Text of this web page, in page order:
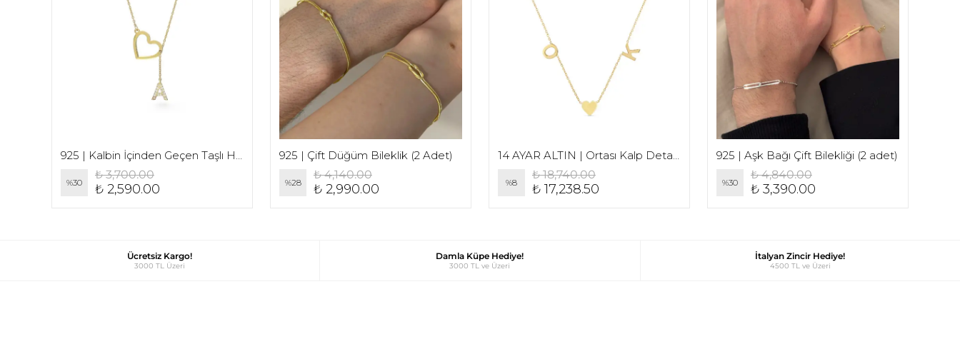
%30
₺ 3,700.00
₺ 2,590.00
925 | Çift Düğüm Bileklik (2 Adet)
%28
₺ 4,140.00
₺ 2,990.00 %8
₺ 18,740.00
₺ 17,238.50
925 | Aşk Bağı Çift Bilekliği (2 adet)
%30
₺ 4,840.00
₺ 3,390.00
Ücretsiz Kargo!
3000 TL Üzeri
Damla Küpe Hediye!
3000 TL ve Üzeri
İtalyan Zincir Hediye!
4500 TL ve Üzeri